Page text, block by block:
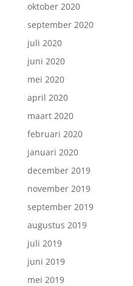
oktober 2020
september 2020
juli 2020
juni 2020
mei 2020
april 2020
maart 2020
februari 2020
januari 2020
december 2019
november 2019
september 2019
augustus 2019
juli 2019
juni 2019
mei 2019